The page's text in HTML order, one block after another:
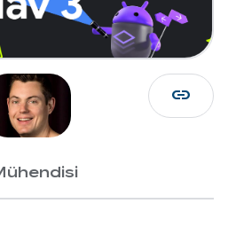
link